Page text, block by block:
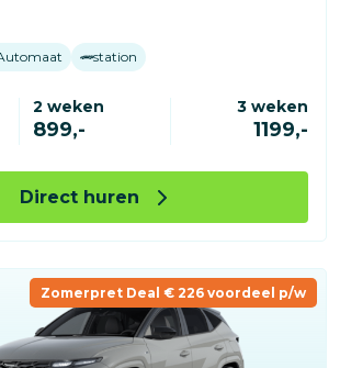
station
2 weken
899,-
3 weken
1199,-
Direct huren
Zomerpret Deal € 226 voordeel p/w